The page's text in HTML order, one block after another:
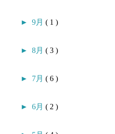
►9月( 1 )
►8月( 3 )
► 7月( 6 )
►6月( 2 )